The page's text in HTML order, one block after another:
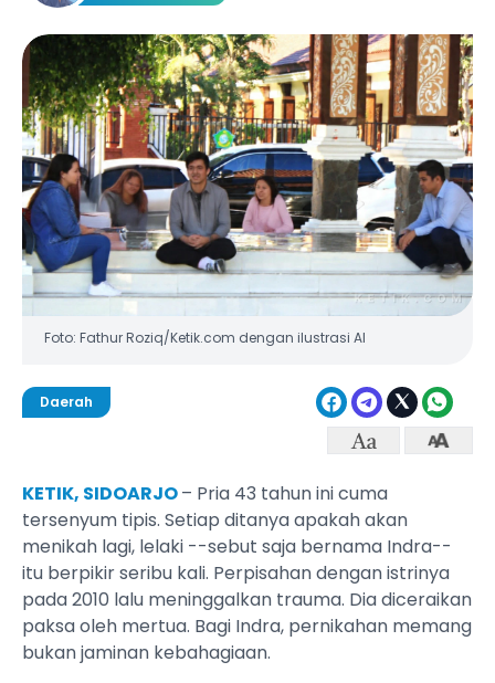
Foto: Fathur Roziq/Ketik.com dengan ilustrasi AI
Daerah
KETIK, SIDOARJO– Pria 43 tahun ini cuma
tersenyum tipis. Setiap ditanya apakah akan
menikah lagi, lelaki --sebut saja bernama Indra--
itu berpikir seribu kali. Perpisahan dengan istrinya
pada 2010 lalu meninggalkan trauma. Dia diceraikan
paksa oleh mertua. Bagi Indra, pernikahan memang
bukan jaminan kebahagiaan.